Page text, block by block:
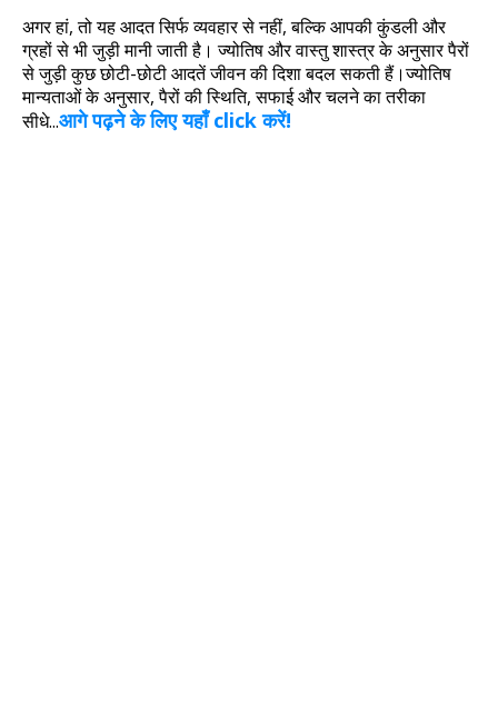
अगर हां, तो यह आदत सिर्फ व्यवहार से नहीं, बल्कि आपकी कुंडली और
ग्रहों से भी जुड़ी मानी जाती है। ज्योतिष और वास्तु शास्त्र के अनुसार पैरों
से जुड़ी कुछ छोटी-छोटी आदतें जीवन की दिशा बदल सकती हैं।ज्योतिष
मान्यताओं के अनुसार, पैरों की स्थिति, सफाई और चलने का तरीका
सीधे...आगे पढ़ने के लिए यहाँ click करें!